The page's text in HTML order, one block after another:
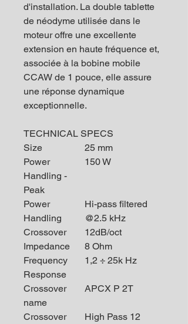
d'installation. La double tablette
de néodyme utilisée dans le
moteur offre une excellente
extension en haute fréquence et,
associée à la bobine mobile
CCAW de 1 pouce, elle assure
une réponse dynamique
exceptionnelle.
TECHNICAL SPECS
Size
25 mm
Power
Handling -
Peak
150 W
Power
Handling
Crossover
Hi-pass filtered
@2.5 kHz
12dB/oct
Impedance
8 Ohm
Frequency
Response
1,2 ÷ 25k Hz
Crossover
name
APCX P 2T
Crossover
High Pass 12